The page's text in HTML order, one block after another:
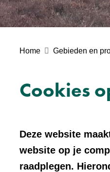
Home Gebieden en
Cookies
Deze website
website op je
raadplegen.